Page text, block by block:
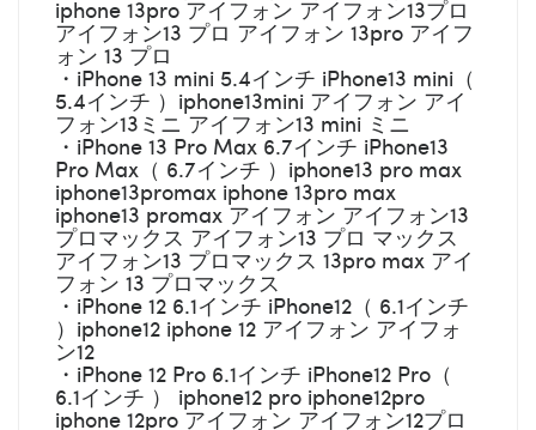
iphone 13pro アイフォン アイフォン13プロ
アイフォン13 プロ アイフォン 13pro アイフ
ォン 13 プロ
・iPhone 13 mini 5.4インチ iPhone13 mini（
5.4インチ ）iphone13mini アイフォン アイ
フォン13ミニ アイフォン13 mini ミニ
・iPhone 13 Pro Max 6.7インチ iPhone13
Pro Max（ 6.7インチ ）iphone13 pro max
iphone13promax iphone 13pro max
iphone13 promax アイフォン アイフォン13
プロマックス アイフォン13 プロ マックス
アイフォン13 プロマックス 13pro max アイ
フォン 13 プロマックス
・iPhone 12 6.1インチ iPhone12（ 6.1インチ
）iphone12 iphone 12 アイフォン アイフォ
ン12
・iPhone 12 Pro 6.1インチ iPhone12 Pro（
6.1インチ ） iphone12 pro iphone12pro
iphone 12pro アイフォン アイフォン12プロ